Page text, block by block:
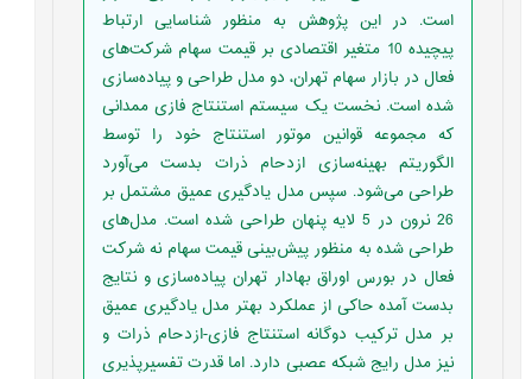
است. در این پژوهش به منظور شناسایی ارتباط
پیچیده 10 متغیر اقتصادی بر قیمت سهام شرکت‌های
فعال در بازار سهام تهران، دو مدل طراحی و پیاده‌سازی
شده است. نخست یک سیستم استنتاج فازی ممدانی
که مجموعه قوانین موتور استنتاج خود را توسط
الگوریتم بهینه‌سازی ازدحام ذرات بدست می‌آورد
طراحی می‌شود. سپس مدل یادگیری عمیق مشتمل بر
26 نرون در 5 لایه پنهان طراحی شده است. مدل‌های
طراحی شده به منظور پیش‌بینی قیمت سهام نه شرکت
فعال در بورس اوراق بهادار تهران پیاده‌سازی و نتایج
بدست آمده حاکی از عملکرد بهتر مدل یادگیری عمیق
بر مدل ترکیب دوگانه استنتاج فازی-ازدحام ذرات و
نیز مدل رایج شبکه عصبی دارد. اما قدرت تفسیرپذیری